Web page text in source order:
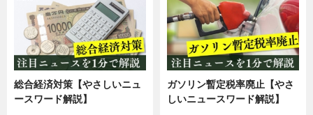
総合経済対策【やさしいニュ
ースワード解説】
ガソリン暫定税率廃止【やさ
しいニュースワード解説】